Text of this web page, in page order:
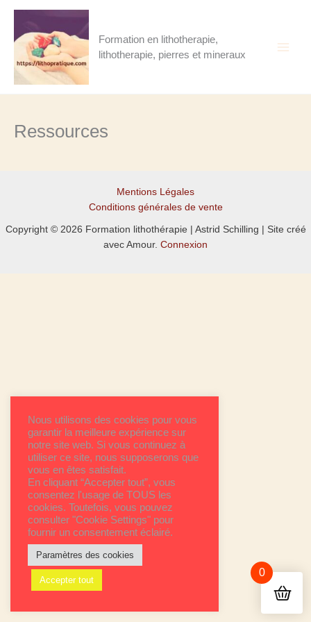
contenu
Formation en lithotherapie,
lithotherapie, pierres et mineraux
Ressources
Mentions Légales
Conditions générales de vente
Copyright © 2026 Formation lithothérapie | Astrid Schilling | Site créé
avec Amour. Connexion
Nous utilisons des cookies pour vous
garantir la meilleure expérience sur
notre site web. Si vous continuez à
utiliser ce site, nous supposerons que
vous en êtes satisfait.
En cliquant “Accepter tout”, vous
consentez l'usage de TOUS les
cookies. Toutefois, vous pouvez
consulter "Cookie Settings" pour
fournir un consentement éclairé.
Paramètres des cookies
Accepter tout
0